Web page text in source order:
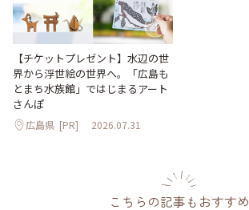
【チケットプレゼント】水辺の世
界から浮世絵の世界へ。「広島も
とまち水族館」ではじまるアート
さんぽ
広島県 [PR] 2026.07.31
こちらの記事もおすすめ